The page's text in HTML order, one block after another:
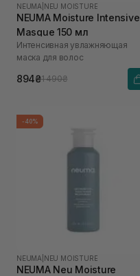
NEUMA NEU MOISTURE
NEUMA Moisture Intensive
Masque 150 мл
Интенсивная увлажняющая
маска для волос
894₴1 490₴
-40%
NEUMA NEU MOISTURE
NEUMA Neu Moisture